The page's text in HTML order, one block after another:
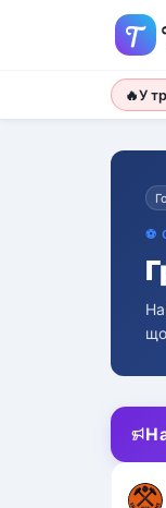
🔥У
⚽